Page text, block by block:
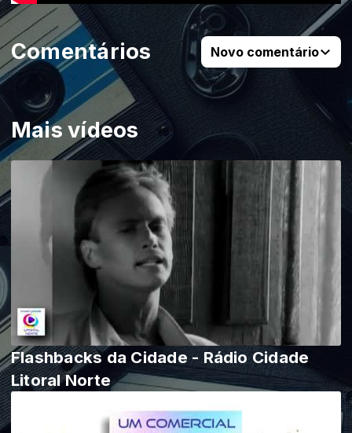
Mais vídeos
Flashbacks da Cidade - Rádio Cidade
Litoral Norte
Comentários Novo comentário